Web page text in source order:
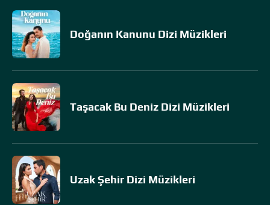
Doğanın Kanunu Dizi Müzikleri
Taşacak Bu Deniz Dizi Müzikleri
Uzak Şehir Dizi Müzikleri